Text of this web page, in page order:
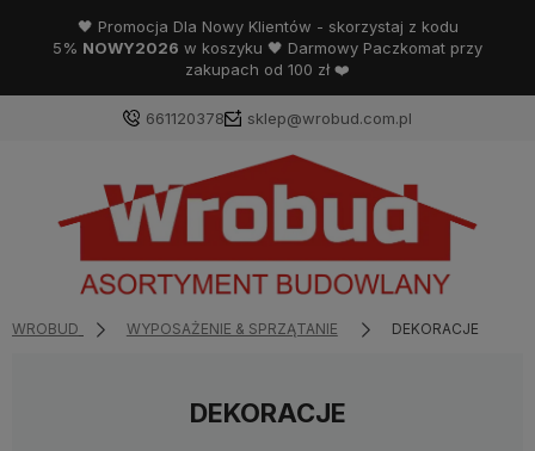
🖤 Promocja Dla Nowy Klientów - skorzystaj z kodu
5% NOWY2026 w koszyku 🖤 Darmowy Paczkomat przy
zakupach od 100 zł ❤️
661120378 sklep@wrobud.com.pl
WROBUD WYPOSAŻENIE & SPRZĄTANIE DEKORACJE
DEKORACJE